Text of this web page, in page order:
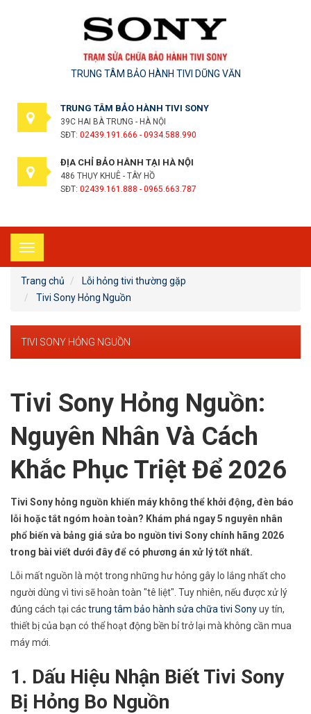
TRUNG TÂM BẢO HÀNH TIVI DŨNG VĂN
TRUNG TÂM BẢO HÀNH TIVI SONY
39C HAI BÀ TRƯNG - HÀ NỘI
SĐT: 02439.191.666 - 0934.588.990
ĐỊA CHỈ BẢO HÀNH TẠI HÀ NỘI
486 THỤY KHUÊ - TÂY HỒ
SĐT: 02439.161.888 - 0965.663.787
Toggle
navigation
Trang chủ
Lỗi hỏng tivi thường gặp
Tivi Sony Hỏng Nguồn
TIVI SONY HỎNG NGUỒN
Tivi Sony Hỏng Nguồn:
Nguyên Nhân Và Cách
Khắc Phục Triệt Để 2026
Tivi Sony hỏng nguồn khiến máy không thể khởi động, đèn báo
lỗi hoặc tắt ngóm hoàn toàn? Khám phá ngay 5 nguyên nhân
phổ biến và bảng giá sửa bo nguồn tivi Sony chính hãng 2026
trong bài viết dưới đây để có phương án xử lý tốt nhất.
Lỗi mất nguồn là một trong những hư hỏng gây lo lắng nhất cho
người dùng vì tivi sẽ hoàn toàn "tê liệt". Tuy nhiên, nếu được xử lý
đúng cách tại cáctrung tâm bảo hành sửa chữa tivi Sonyuy tín,
thiết bị của bạn có thể hoạt động bền bỉ trở lại mà không cần mua
máy mới.
1. Dấu Hiệu Nhận Biết Tivi Sony
Bị Hỏng Bo Nguồn